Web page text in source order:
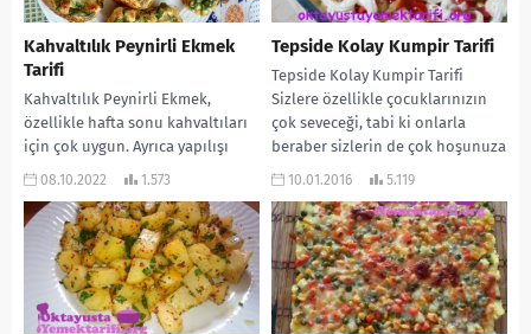
Kahvaltılık Peynirli Ekmek
Tarifi
Kahvaltılık Peynirli Ekmek,
özellikle hafta sonu kahvaltıları
için çok uygun. Ayrıca yapılışı
pratik ve çok da lezzetli oluyor.
08.10.2022 1.573
Tepside Kolay Kumpir Tarifi
Tepside Kolay Kumpir Tarifi
Sizlere özellikle çocuklarınızın
çok seveceği, tabi ki onlarla
beraber sizlerin de çok hoşunuza
gideceği oldukça pratik...
10.01.2016 5.119